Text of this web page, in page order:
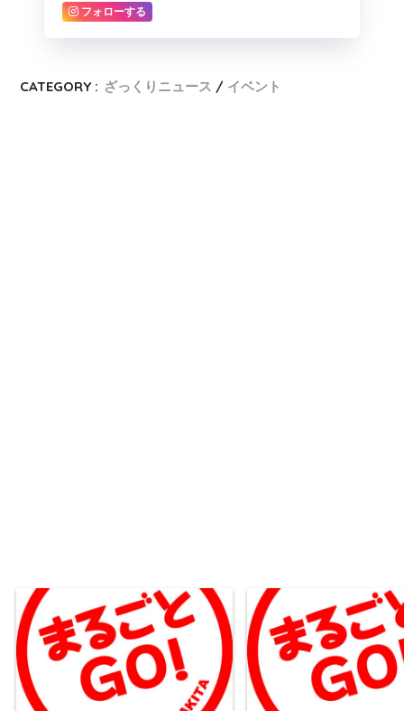
フォローする
CATEGORY : ざっくりニュース イベント